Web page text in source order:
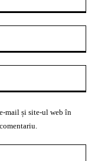
mail și site-ul web în